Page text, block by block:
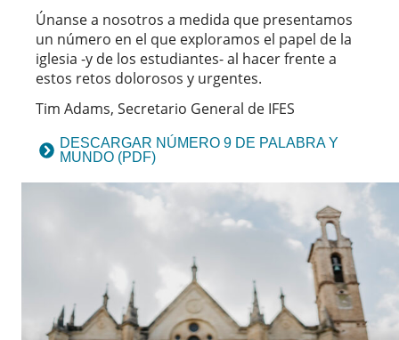
Únanse a nosotros a medida que presentamos
un número en el que exploramos el papel de la
iglesia -y de los estudiantes- al hacer frente a
estos retos dolorosos y urgentes.
Tim Adams, Secretario General de IFES
DESCARGAR NÚMERO 9 DE PALABRA Y
MUNDO (PDF)